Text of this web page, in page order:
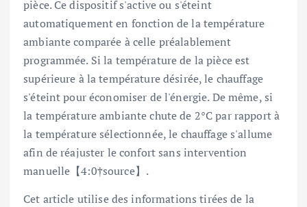
pièce. Ce dispositif s'active ou s'éteint
automatiquement en fonction de la température
ambiante comparée à celle préalablement
programmée. Si la température de la pièce est
supérieure à la température désirée, le chauffage
s'éteint pour économiser de l'énergie. De même, si
la température ambiante chute de 2°C par rapport à
la température sélectionnée, le chauffage s'allume
afin de réajuster le confort sans intervention
manuelle【4:0†source】.
Cet article utilise des informations tirées de la